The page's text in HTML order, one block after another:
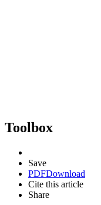
Toolbox
Save
PDFDownload
Cite this article
Share